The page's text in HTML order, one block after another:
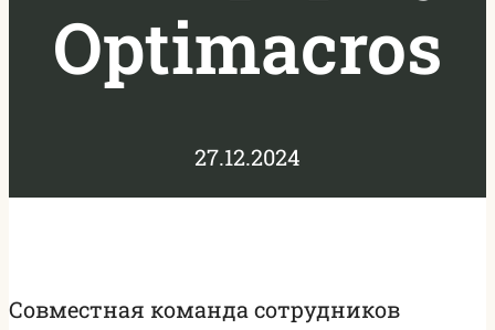
Optimacros
27.12.2024
Совместная команда сотрудников